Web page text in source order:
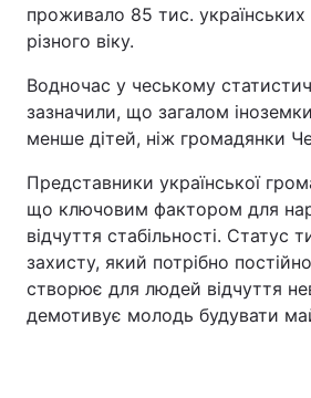
проживало 85 тис. українських
різного віку.
Водночас у чеському
зазначили, що загалом
менше дітей, ніж громадянки
Представники української
що ключовим фактором для
відчуття стабільності. Статус
захисту, який потрібно
створює для людей відчуття
демотивує молодь будувати